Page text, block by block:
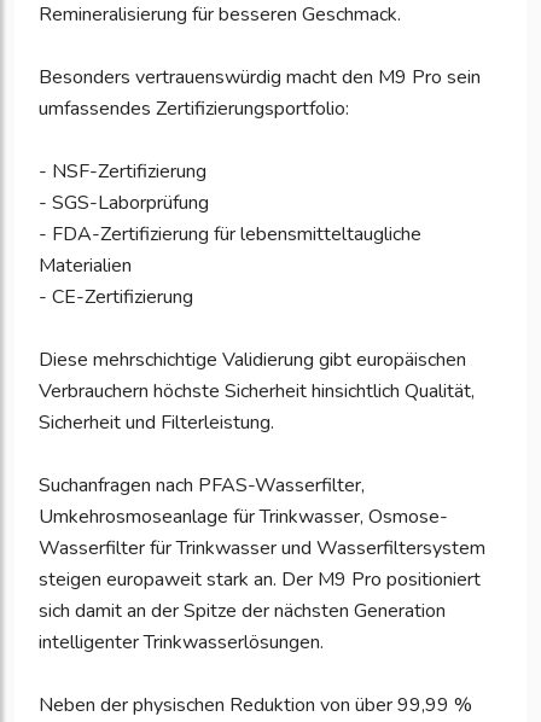
Remineralisierung für besseren Geschmack.
Besonders vertrauenswürdig macht den M9 Pro sein
umfassendes Zertifizierungsportfolio:
- NSF-Zertifizierung
- SGS-Laborprüfung
- FDA-Zertifizierung für lebensmitteltaugliche
Materialien
- CE-Zertifizierung
Diese mehrschichtige Validierung gibt europäischen
Verbrauchern höchste Sicherheit hinsichtlich Qualität,
Sicherheit und Filterleistung.
Suchanfragen nach PFAS-Wasserfilter,
Umkehrosmoseanlage für Trinkwasser, Osmose-
Wasserfilter für Trinkwasser und Wasserfiltersystem
steigen europaweit stark an. Der M9 Pro positioniert
sich damit an der Spitze der nächsten Generation
intelligenter Trinkwasserlösungen.
Neben der physischen Reduktion von über 99,99 %